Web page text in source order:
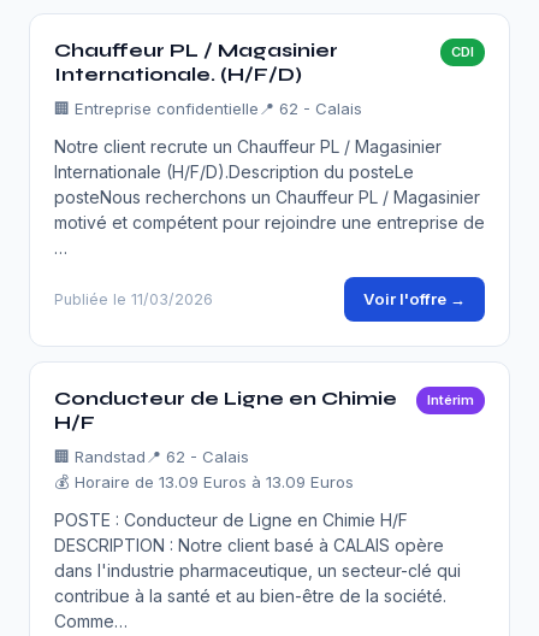
Chauffeur PL / Magasinier
Internationale. (H/F/D)
CDI
🏢 Entreprise confidentielle 📍 62 - Calais
Notre client recrute un Chauffeur PL / Magasinier
Internationale (H/F/D).Description du posteLe
posteNous recherchons un Chauffeur PL / Magasinier
motivé et compétent pour rejoindre une entreprise de
…
Publiée le 11/03/2026 Voir l'offre →
Conducteur de Ligne en Chimie
H/F
Intérim
🏢 Randstad 📍 62 - Calais
💰 Horaire de 13.09 Euros à 13.09 Euros
POSTE : Conducteur de Ligne en Chimie H/F
DESCRIPTION : Notre client basé à CALAIS opère
dans l'industrie pharmaceutique, un secteur-clé qui
contribue à la santé et au bien-être de la société.
Comme…